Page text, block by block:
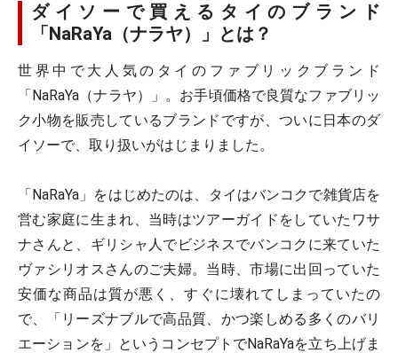
ダイソーで買えるタイのブランド
「NaRaYa（ナラヤ）」とは？
世界中で大人気のタイのファブリックブランド
「NaRaYa（ナラヤ）」。お手頃価格で良質なファブリッ
ク小物を販売しているブランドですが、ついに日本のダ
イソーで、取り扱いがはじまりました。
「NaRaYa」をはじめたのは、タイはバンコクで雑貨店を
営む家庭に生まれ、当時はツアーガイドをしていたワサ
ナさんと、ギリシャ人でビジネスでバンコクに来ていた
ヴァシリオスさんのご夫婦。当時、市場に出回っていた
安価な商品は質が悪く、すぐに壊れてしまっていたの
で、「リーズナブルで高品質、かつ楽しめる多くのバリ
エーションを」というコンセプトでNaRaYaを立ち上げま